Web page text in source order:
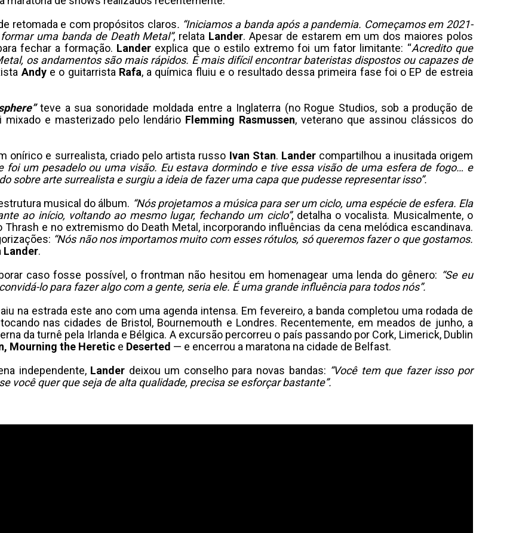
retomada e com propósitos claros. “Iniciamos a banda após a pandemia. Começamos em 2021-
uma banda de Death Metal”, relata Lander. Apesar de estarem em um dos maiores polos
fechar a formação. Lander explica que o estilo extremo foi um fator limitante: “Acredito que
os andamentos são mais rápidos. É mais difícil encontrar bateristas dispostos ou capazes de
Andye o guitarrista Rafa, a química fluiu e o resultado dessa primeira fase foi o EP de estreia
teve a sua sonoridade moldada entre a Inglaterra (no Rogue Studios, sob a produção de
mixado e masterizado pelo lendário Flemming Rasmussen, veterano que assinou clássicos do
onírico e surrealista, criado pelo artista russo Ivan Stan. Lander compartilhou a inusitada origem
foi um pesadelo ou uma visão. Eu estava dormindo e tive essa visão de uma esfera de fogo… e
sobre arte surrealista e surgiu a ideia de fazer uma capa que pudesse representar isso”.
musical do álbum. “Nós projetamos a música para ser um ciclo, uma espécie de esfera. Ela
ao início, voltando ao mesmo lugar, fechando um ciclo”, detalha o vocalista. Musicalmente, o
e no extremismo do Death Metal, incorporando influências da cena melódica escandinava.
“Nós não nos importamos muito com esses rótulos, só queremos fazer o que gostamos.
Lander.
caso fosse possível, o frontman não hesitou em homenagear uma lenda do gênero: “Se eu
lo para fazer algo com a gente, seria ele. É uma grande influência para todos nós”.
na estrada este ano com uma agenda intensa. Em fevereiro, a banda completou uma rodada de
nas cidades de Bristol, Bournemouth e Londres. Recentemente, em meados de junho, a
da turnê pela Irlanda e Bélgica. A excursão percorreu o país passando por Cork, Limerick, Dublin
Mourning the Heretic e Deserted — e encerrou a maratona na cidade de Belfast.
independente, Lander deixou um conselho para novas bandas: “Você tem que fazer isso por
você quer que seja de alta qualidade, precisa se esforçar bastante”.